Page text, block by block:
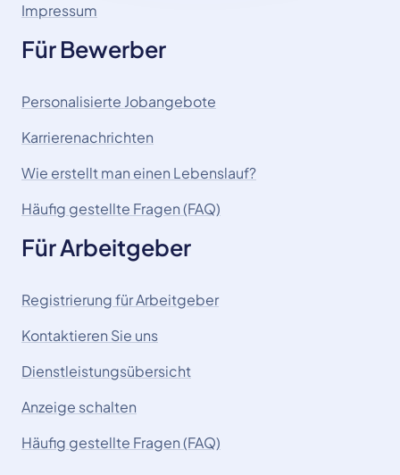
Impressum
Für Bewerber
Personalisierte Jobangebote
Karrierenachrichten
Wie erstellt man einen Lebenslauf?
Häufig gestellte Fragen (FAQ)
Für Arbeitgeber
Registrierung für Arbeitgeber
Kontaktieren Sie uns
Dienstleistungsübersicht
Anzeige schalten
Häufig gestellte Fragen (FAQ)